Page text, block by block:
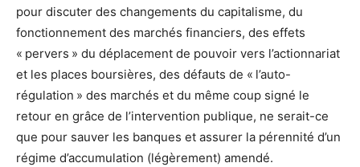
pour discuter des changements du capitalisme, du
fonctionnement des marchés financiers, des effets
« pervers » du déplacement de pouvoir vers l’actionnariat
et les places boursières, des défauts de « l’auto-
régulation » des marchés et du même coup signé le
retour en grâce de l’intervention publique, ne serait-ce
que pour sauver les banques et assurer la pérennité d’un
régime d’accumulation (légèrement) amendé.